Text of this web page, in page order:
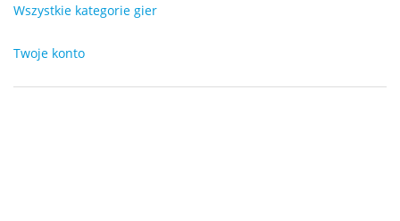
Wszystkie kategorie gier
Twoje konto